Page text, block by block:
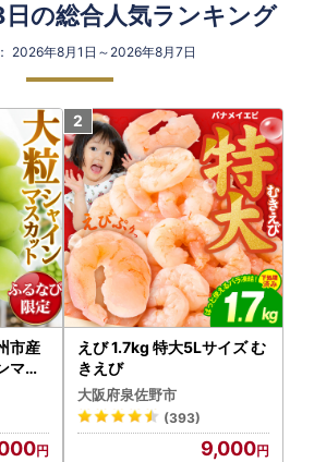
の総合人気ランキング
2026年8月1日～2026年8月7日
市産
マス
【2
ャ
ツ
えび 1.7kg 特大5Lサイズ む
きえび
大阪府泉佐野市
(393)
9,000